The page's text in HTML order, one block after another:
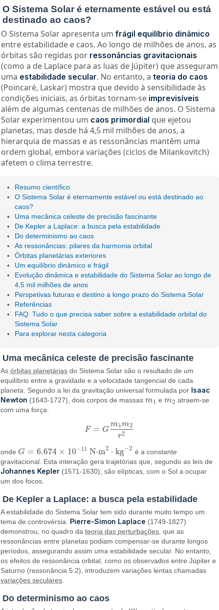
O Sistema Solar é eternamente estável ou está
destinado ao caos?
O Sistema Solar apresenta um frágil equilíbrio dinâmico
entre estabilidade e caos. Ao longo de milhões de anos, as
órbitas são regidas por ressonâncias gravitacionais
(como a de Laplace para as luas de Júpiter) que asseguram
uma estabilidade secular. No entanto, a teoria do caos
(Poincaré, Laskar) mostra que devido à sensibilidade às
condições iniciais, as órbitas tornam-se imprevisíveis
além de algumas centenas de milhões de anos. O Sistema
Solar experimentou um caos primordial que ejetou
planetas, mas desde há 4,5 mil milhões de anos, a
hierarquia de massas e as ressonâncias mantêm uma
ordem global, embora variações (ciclos de Milankovitch)
afetem o clima terrestre.
Resumo científico
O Sistema Solar é eternamente estável ou está destinado ao
caos?
Uma mecânica celeste de precisão fascinante
De Kepler a Laplace: a busca pela estabilidade
Do determinismo ao caos
As ressonâncias: pilares da harmonia orbital
Órbitas planetárias exteriores
Um equilíbrio dinâmico e frágil
Evolução dinâmica e estabilidade do Sistema Solar ao longo de
4,5 mil milhões de anos
Perspetivas futuras e destino a longo prazo do Sistema Solar
Referências
FAQ: Tudo o que precisa saber sobre a estabilidade orbital do
Sistema Solar
Para explorar nesta categoria
Uma mecânica celeste de precisão fascinante
Asórbitas planetárias do Sistema Solar são o resultado de um
equilíbrio entre a gravidade e a velocidade tangencial de cada
planeta. Segundo a lei da gravitação universal formulada por Isaac
Newton (1643-1727), dois corpos de massasm1
m1 em2
m2 atraem-se
com uma força:
F = G
m1m2
r2
F=Gm1m2r2
onde G = 6.674 × 10−11 N⋅m2 ⋅ kg−2
G= 6.674×10 −11 N·m2 ·kg−2
é a constante
gravitacional. Esta interação gera trajetórias que, segundo as leis de
Johannes Kepler (1571-1630), são elípticas, com o Sol a ocupar
um dos focos.
De Kepler a Laplace: a busca pela estabilidade
A estabilidade do Sistema Solar tem sido durante muito tempo um
tema de controvérsia. Pierre-Simon Laplace (1749-1827)
demonstrou, no quadro dateoria das perturbações , que as
ressonâncias entre planetas podiam compensar-se durante longos
períodos, assegurando assim uma estabilidade secular. No entanto,
os efeitos de ressonância orbital, como os observados entre Júpiter e
Saturno (ressonância 5:2), introduzem variações lentas chamadas
variações seculares
Do determinismo ao caos